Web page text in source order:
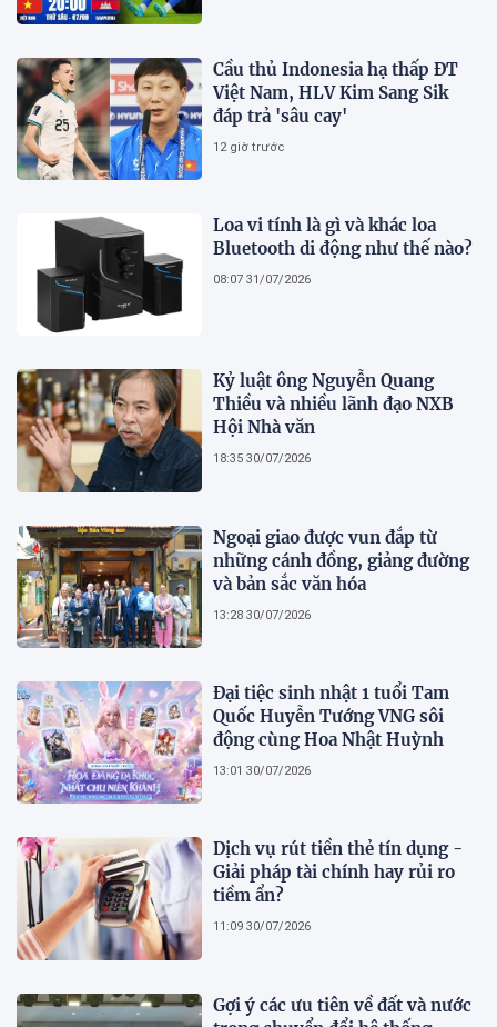
Cầu thủ Indonesia hạ thấp ĐT
Việt Nam, HLV Kim Sang Sik
đáp trả 'sâu cay'
12 giờ trước
Loa vi tính là gì và khác loa
Bluetooth di động như thế nào?
08:07 31/07/2026
Kỷ luật ông Nguyễn Quang
Thiều và nhiều lãnh đạo NXB
Hội Nhà văn
18:35 30/07/2026
Ngoại giao được vun đắp từ
những cánh đồng, giảng đường
và bản sắc văn hóa
13:28 30/07/2026
Đại tiệc sinh nhật 1 tuổi Tam
Quốc Huyễn Tướng VNG sôi
động cùng Hoa Nhật Huỳnh
13:01 30/07/2026
Dịch vụ rút tiền thẻ tín dụng -
Giải pháp tài chính hay rủi ro
tiềm ẩn?
11:09 30/07/2026
Gợi ý các ưu tiên về đất và nước